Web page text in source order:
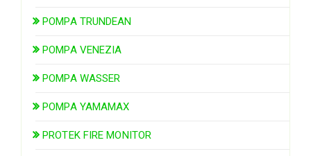
POMPA TRUNDEAN
POMPA VENEZIA
POMPA WASSER
POMPA YAMAMAX
PROTEK FIRE MONITOR